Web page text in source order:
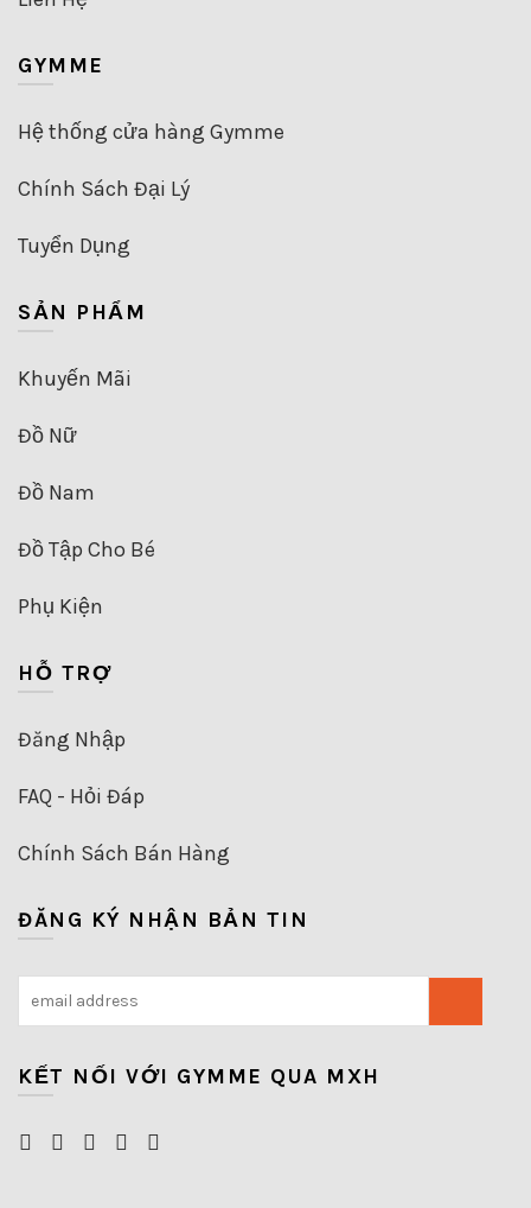
GYMME
Hệ thống cửa hàng Gymme
Chính Sách Đại Lý
Tuyển Dụng
SẢN PHẨM
Khuyến Mãi
Đồ Nữ
Đồ Nam
Đồ Tập Cho Bé
Phụ Kiện
HỖ TRỢ
Đăng Nhập
FAQ - Hỏi Đáp
Chính Sách Bán Hàng
ĐĂNG KÝ NHẬN BẢN TIN
KẾT NỐI VỚI GYMME QUA MXH